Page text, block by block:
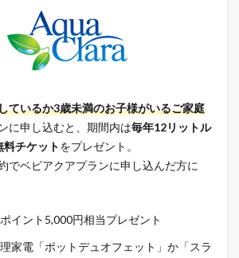
ているか3歳未満のお子様がいるご家庭
に申し込むと、期間内は毎年12リットル
チケットをプレゼント。
でベビアクアプランに申し込んだ方に
イント5,000円相当プレゼント
家電「ポットデュオフェット」か「スラ